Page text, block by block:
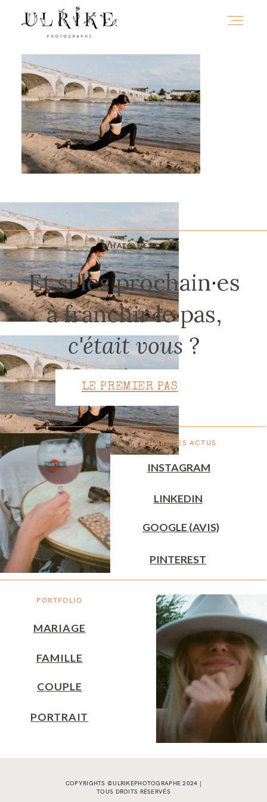
WHAT'S NEXT ?
PORTFOLIO
SUIVRE LES ACTUS
Et si les prochain·es
à franchir le pas,
c'était vous ?
MARIAGE
INSTAGRAM
GOOGLE (AVIS)
FAMILLE
PINTEREST
COUPLE
LINKEDIN
PORTRAIT
LE PREMIER PAS
COPYRIGHTS ©ULRIKEPHOTOGRAPHE 2024 |
TOUS DROITS RÉSERVÉS
A PROPOS
PORTFOLIO
JOURNAL
CONTACT